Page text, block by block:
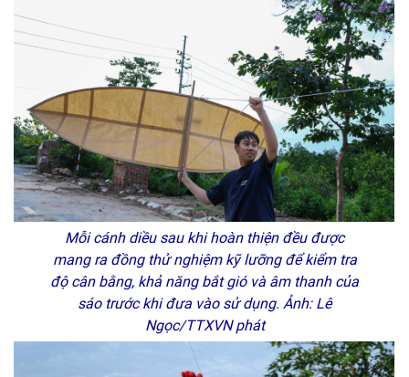
Mỗi cánh diều sau khi hoàn thiện đều được
mang ra đồng thử nghiệm kỹ lưỡng để kiểm tra
độ cân bằng, khả năng bắt gió và âm thanh của
sáo trước khi đưa vào sử dụng. Ảnh: Lê
Ngọc/TTXVN phát